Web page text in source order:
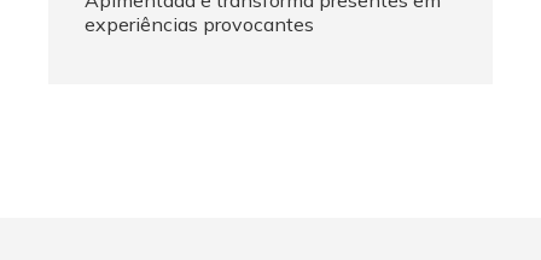
experiências provocantes